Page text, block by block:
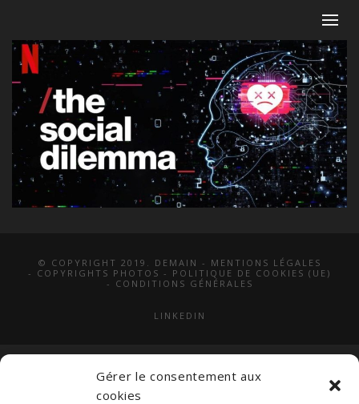
Gérer le consentement aux
cookies
© COPYRIGHT 2019. DEMAIN - MENTIONS LÉGALES
- COPYRIGHTS PHOTOS - POLITIQUE DE COOKIES (UE)
- CONDITIONS GÉNÉRALES
LINKEDIN